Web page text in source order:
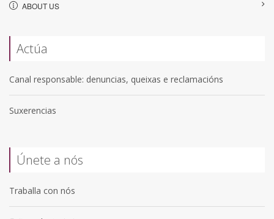
ABOUT US
Actúa
Canal responsable: denuncias, queixas e reclamacións
Suxerencias
Únete a nós
Traballa con nós